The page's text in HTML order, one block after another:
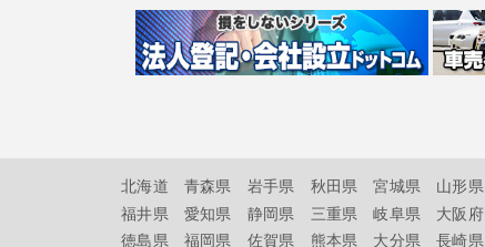
北海道 青森県 岩手県 秋田県 宮城県 山形県
福井県
愛知県 静岡県 三重県 岐阜県 大阪府
徳島県
福岡県 佐賀県 熊本県 大分県 長崎県